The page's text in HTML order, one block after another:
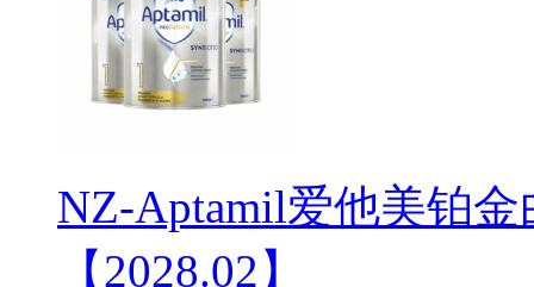
NZ-Aptamil爱他美铂
【2028.02】